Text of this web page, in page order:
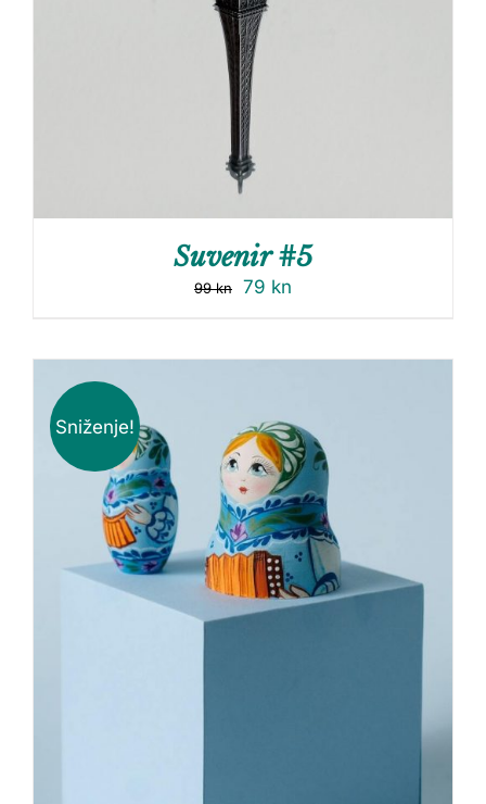
Suvenir #5
99kn 79 kn
Sniženje!